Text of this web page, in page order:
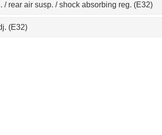
/ rear air susp. / shock absorbing reg. (E32)
(E32)